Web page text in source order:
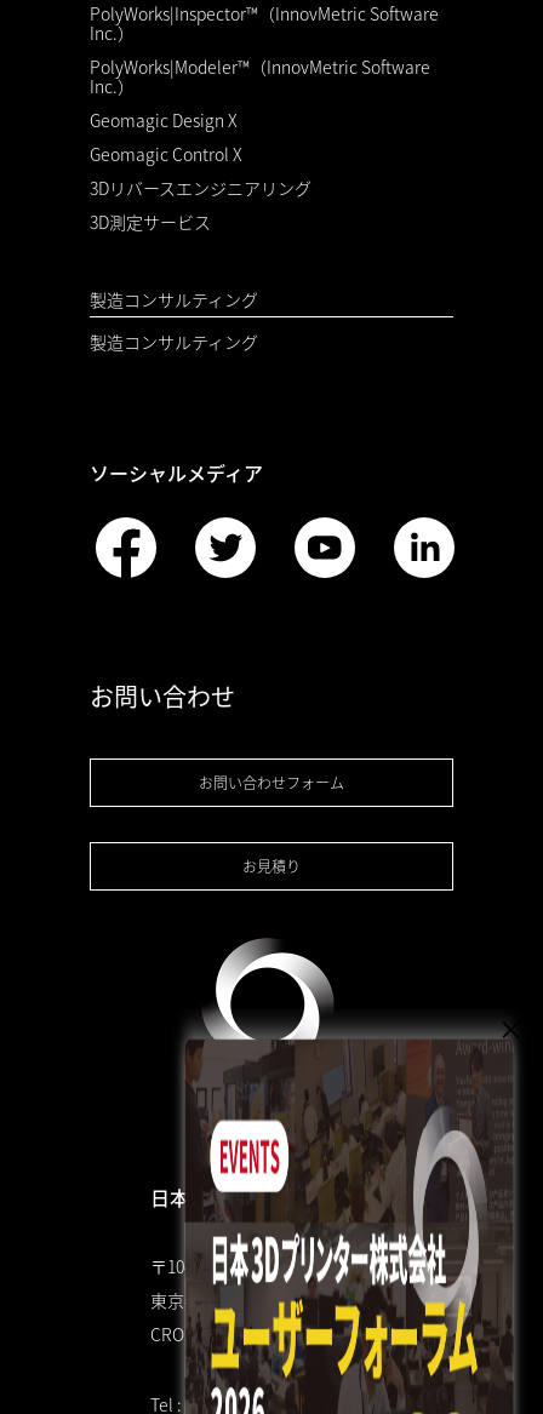
PolyWorks|Inspector™（InnovMetric Software
Inc.）
PolyWorks|Modeler™（InnovMetric Software
Inc.）
Geomagic Design X
Geomagic Control X
3Dリバースエンジニアリング
3D測定サービス
製造コンサルティング
製造コンサルティング
ソーシャルメディア
お問い合わせ
お問い合わせフォーム
お見積り
日本3Dプリンター株式会社
〒104-0053
東京都中央区晴海4丁目7-4
CROSS DOCK HARUMI 1F
Tel : 03 3520 8928